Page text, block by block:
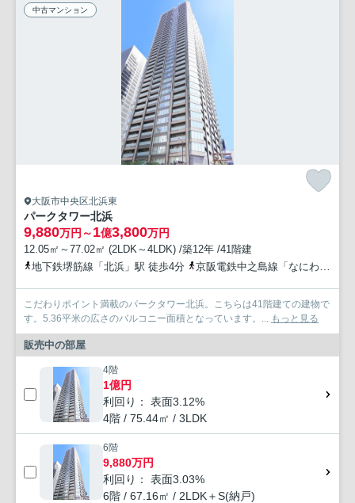
中古マンション
大阪市中央区北浜東
パークタワー北浜
9,880万円～1億3,800万円
12.05㎡～77.02㎡ (2LDK～4LDK) /築12年 /41階建
地下鉄堺筋線「北浜」駅 徒歩4分
京阪電鉄中之島線「なにわ橋」駅 徒歩7分
こだわりポイント満載のパークタワー北浜。こちらは41階建ての建物で
す。5.36平米の広さのバルコニー面積となっています。... もっと見る
販売中の部屋
4階
1億円
利回り： 表面3.12%
4階 / 75.44㎡ / 3LDK
6階
9,880万円
利回り： 表面3.03%
6階 / 67.16㎡ / 2LDK＋S(納戸)